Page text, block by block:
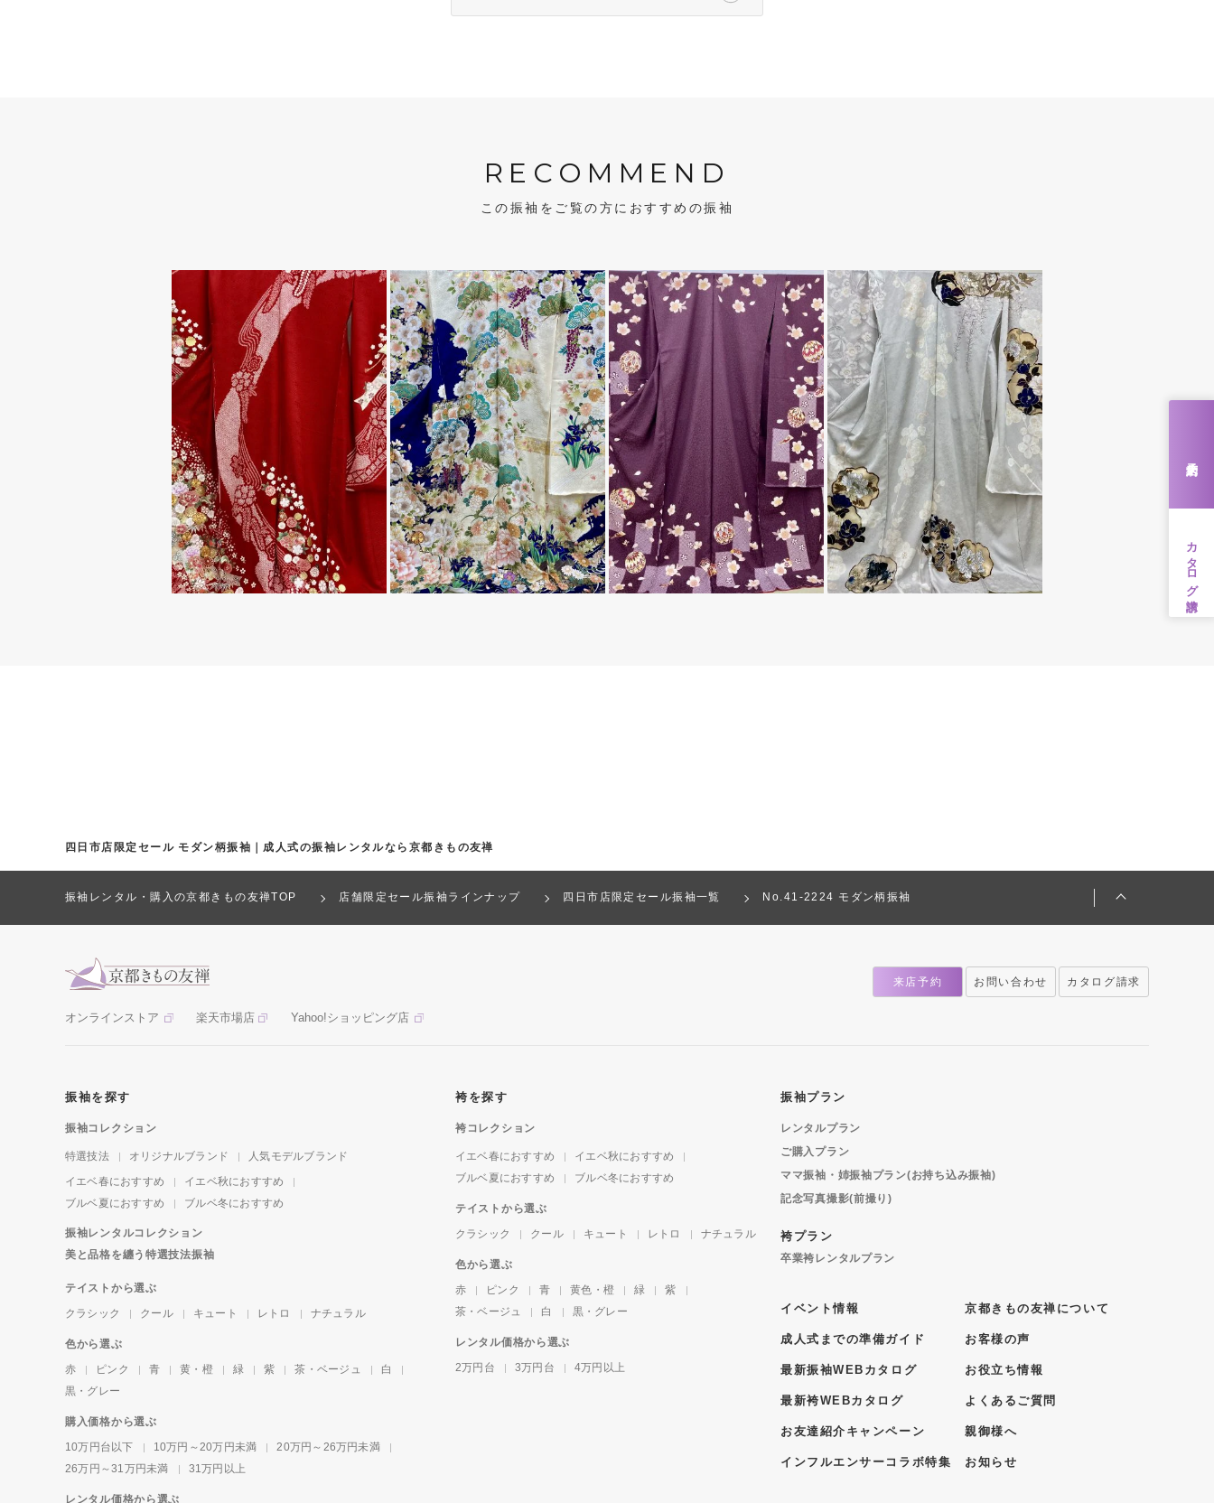
RECOMMEND
この振袖をご覧の方におすすめの振袖
四日市店限定セール モダン柄振袖｜成人式の振袖レンタルなら京都きもの友禅
振袖レンタル・購入の京都きもの友禅TOP 店舗限定セール振袖ラインナップ 四日市店限定セール振袖一覧 No.41-2224 モダン柄振袖
カタログ請求
オンラインストア 楽天市場店 Yahoo!ショッピング店
来店予約 お問い合わせ カタログ請求
振袖を探す
振袖コレクション
特選技法 オリジナルブランド
人気モデルブランド
イエベ春におすすめ
イエベ秋におすすめ
ブルベ夏におすすめ
ブルベ冬におすすめ
振袖レンタルコレクション
美と品格を纏う特選技法振袖
テイストから選ぶ
クラシック
クール キュート レトロ ナチュラル
色から選ぶ
赤
ピンク 青 黄・橙 緑 紫 茶・ベージュ
白
黒・グレー
購入価格から選ぶ
10万円台以下
10万円～20万円未満
20万円～26万円未満
26万円～31万円未満
31万円以上
レンタル価格から選ぶ
袴を探す
袴コレクション
イエベ春におすすめ
イエベ秋におすすめ
ブルベ夏におすすめ
ブルベ冬におすすめ
テイストから選ぶ
クラシック
クール キュート レトロ ナチュラル
色から選ぶ
赤
ピンク 青 黄色・橙 緑
紫
茶・ベージュ
白 黒・グレー
レンタル価格から選ぶ
2万円台
3万円台 4万円以上
振袖プラン
レンタルプラン
ご購入プラン
ママ振袖・姉振袖プラン(お持ち込み振袖)
記念写真撮影(前撮り)
袴プラン
卒業袴レンタルプラン
イベント情報
成人式までの準備ガイド
最新振袖WEBカタログ
最新袴WEBカタログ
お友達紹介キャンペーン
インフルエンサーコラボ特集
京都きもの友禅について
お客様の声
お役立ち情報
よくあるご質問
親御様へ
お知らせ